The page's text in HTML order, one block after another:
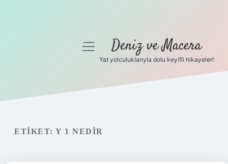
Gizlilik Politikası
menüyüDeniz ve Macera
Yat yolculuklarıyla dolu keyifli hikayeler!
ETIKET: Y 1 NEDIR